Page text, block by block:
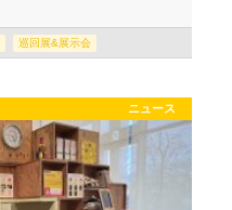
巡回展&展示会
ニュース